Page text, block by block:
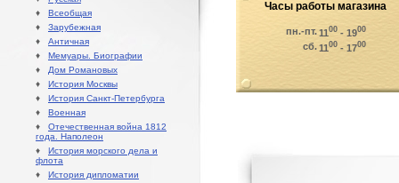
♦ Всеобщая
♦ Зарубежная
♦ Античная
♦ Мемуары. Биографии
♦ Дом Романовых
♦ История Москвы
♦ История Санкт-Петербурга
♦ Военная
♦ Отечественная война 1812
года. Наполеон
♦ История морского дела и
флота
♦ История дипломатии
Часы работы магазина
пн.-пт.1100 - 1900
сб.1100 - 1700